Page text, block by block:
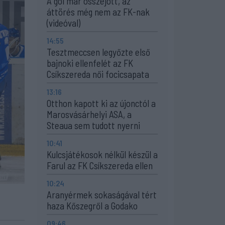
áttörés még nem az FK-nak
(videóval)
14:55
Tesztmeccsen legyőzte első
bajnoki ellenfelét az FK
Csíkszereda női focicsapata
13:16
Otthon kapott ki az újonctól a
Marosvásárhelyi ASA, a
Steaua sem tudott nyerni
10:41
Kulcsjátékosok nélkül készül a
Farul az FK Csíkszereda ellen
10:24
Aranyérmek sokaságával tért
haza Kőszegről a Godako